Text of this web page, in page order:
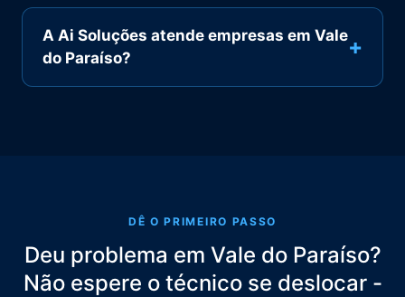
A Ai Soluções atende empresas em Vale
do Paraíso?
+
DÊ O PRIMEIRO PASSO
Deu problema em Vale do Paraíso?
Não espere o técnico se deslocar -